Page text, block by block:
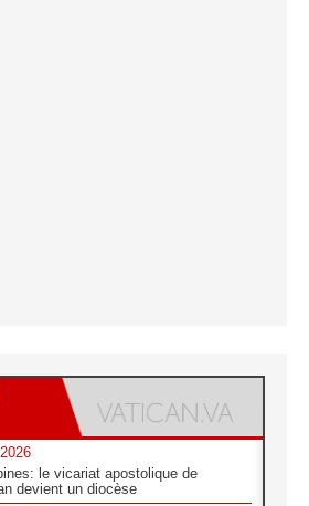
le vicariat apostolique de
devient un diocèse